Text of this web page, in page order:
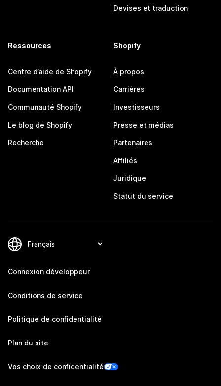
Devises et traduction
Ressources
Centre d’aide de Shopify
Documentation API
Communauté Shopify
Le blog de Shopify
Recherche
Shopify
À propos
Carrières
Investisseurs
Presse et médias
Partenaires
Affiliés
Juridique
Statut du service
Connexion développeur
Conditions de service
Politique de confidentialité
Plan du site
Vos choix de confidentialité